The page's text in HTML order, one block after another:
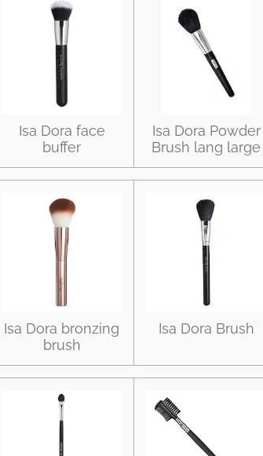
Isa Dora face
buffer
Isa Dora Powder
Brush lang large
Isa Dora bronzing
brush
Isa Dora Brush